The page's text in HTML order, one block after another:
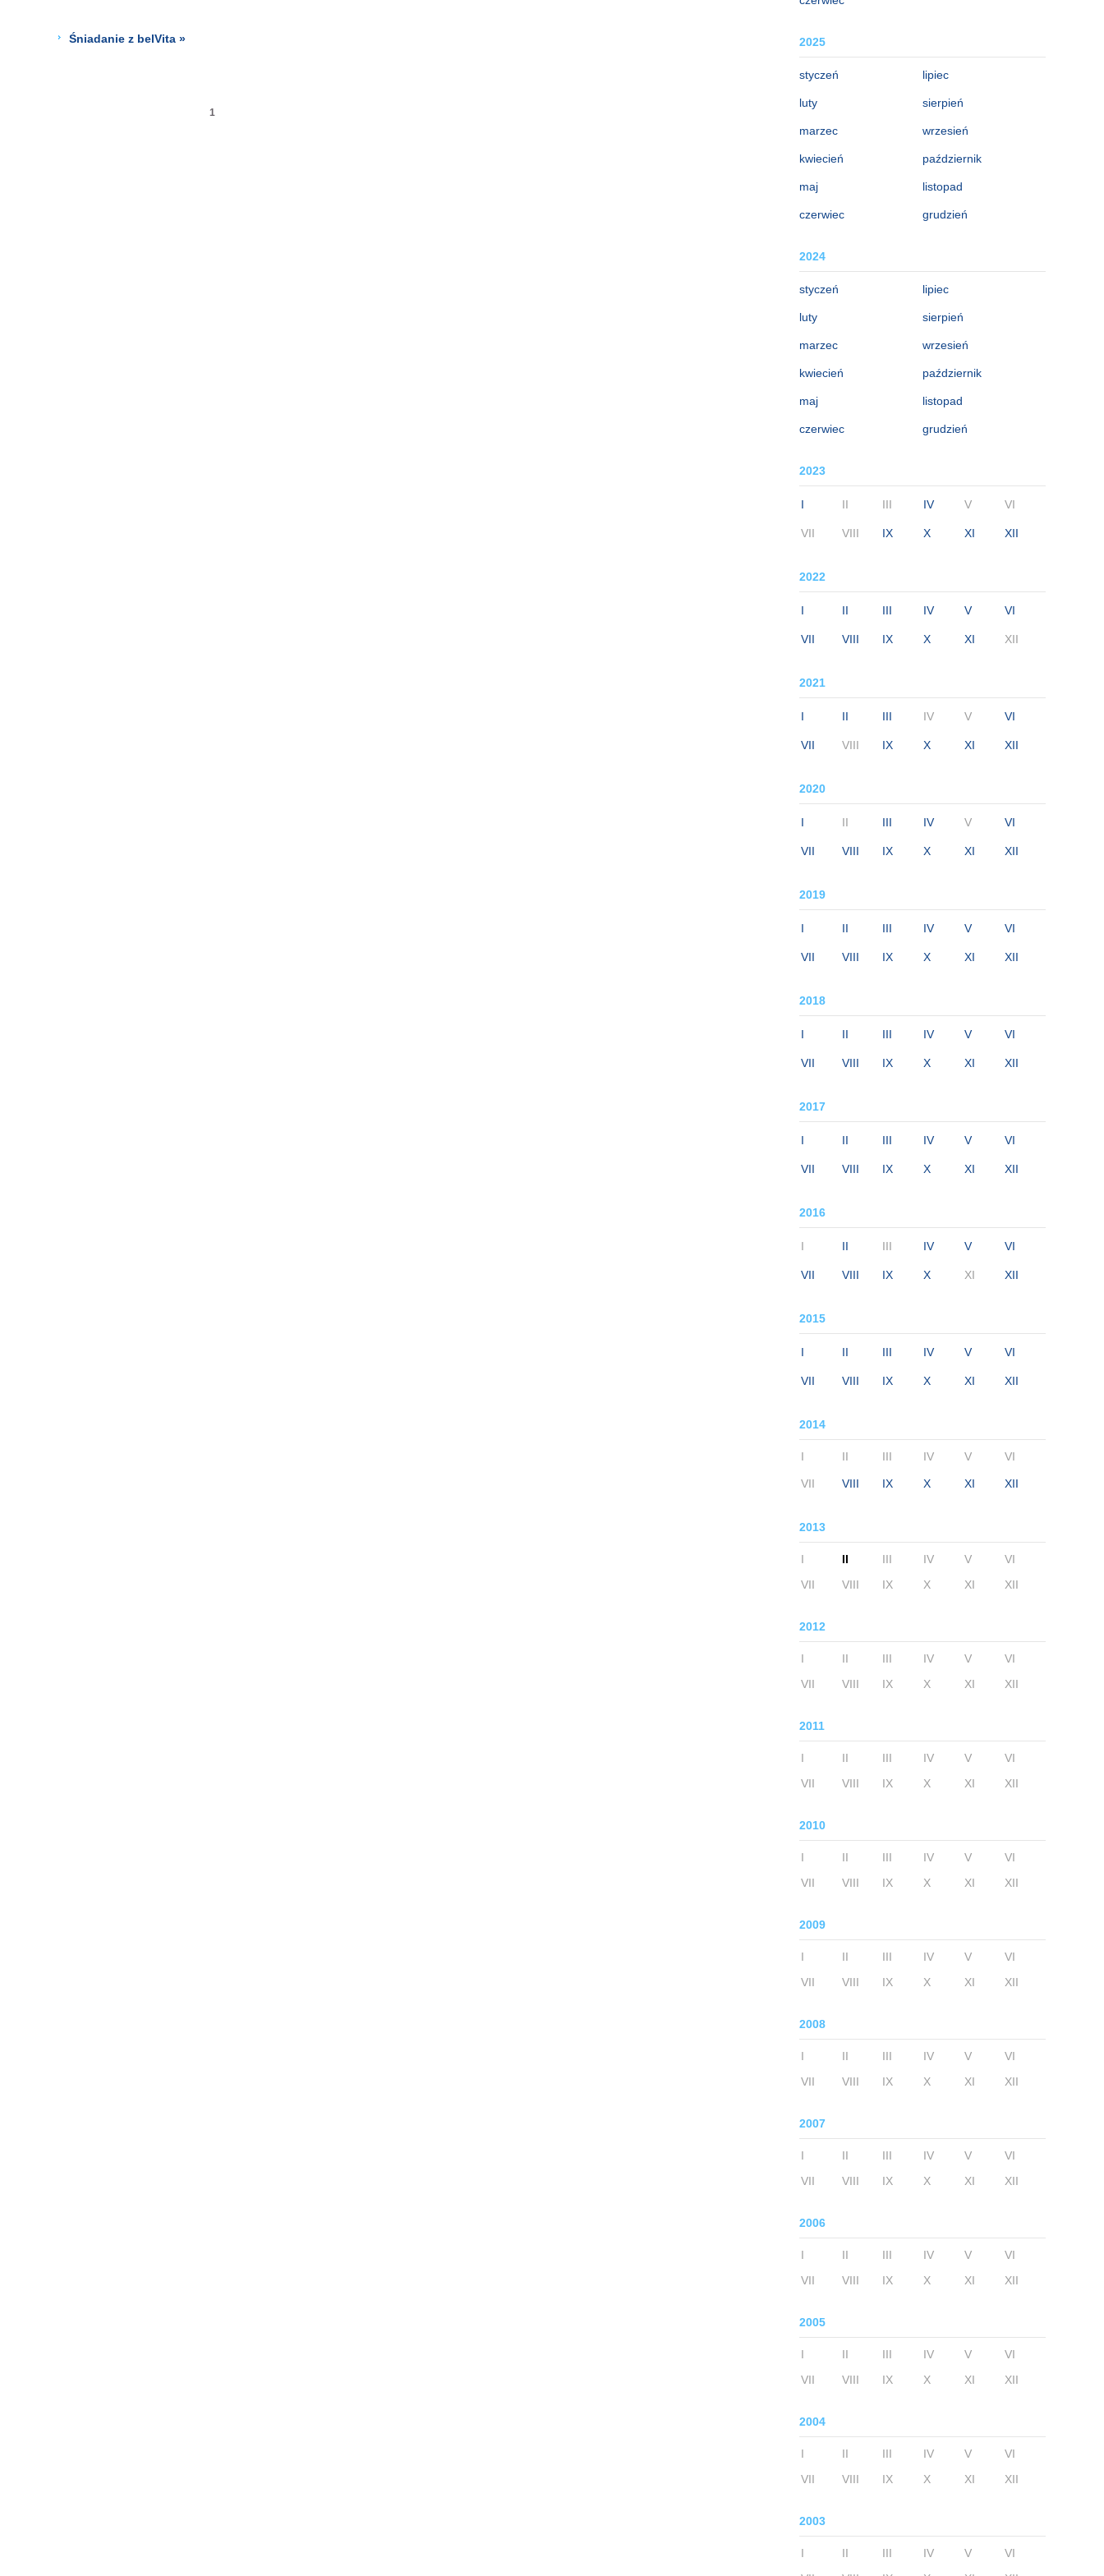
2025
styczeń
luty
marzec
kwiecień
maj
czerwiec
lipiec
sierpień
wrzesień
październik
listopad
grudzień
2024
styczeń
luty
marzec
kwiecień
maj
czerwiec
lipiec
sierpień
wrzesień
październik
listopad
grudzień
2023
I II III IV V VI
VII VIII IX X XI XII
2022
I II III IV V VI
VII VIII IX X XI XII
2021
I II III IV V VI
VII VIII IX X XI XII
2020
I II III IV V VI
VII VIII IX X XI XII
2019
I II III IV V VI
VII VIII IX X XI XII
2018
I II III IV V VI
VII VIII IX X XI XII
2017
I II III IV V VI
VII VIII IX X XI XII
2016
I II III IV V VI
VII VIII IX X XI XII
2015
I II III IV V VI
VII VIII IX X XI XII
2014
I II III IV V VI
VII VIII IX X XI XII
2013
I II III IV V
VI
VII
VIII IX X XI XII
2012
I II III IV V
VI
VII
VIII IX X XI XII
2011
I II III IV V
VI
VII
VIII IX X XI XII
2010
I II III IV V
VI
VII
VIII IX X XI XII
2009
I II III IV V
VI
VII
VIII IX X XI XII
2008
I II III IV V
VI
VII
VIII IX X XI XII
2007
I II III IV V
VI
VII
VIII IX X XI XII
2006
I II III IV V
VI
VII
VIII IX X XI XII
2005
I II III IV V
VI
VII
VIII IX X XI XII
2004
I II III IV V
VI
VII
VIII IX X XI XII
2003
I II III IV V
VI
Śniadanie z belVita »
1